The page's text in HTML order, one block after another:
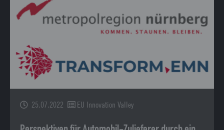
25.07.2022 EU Innovation Valley